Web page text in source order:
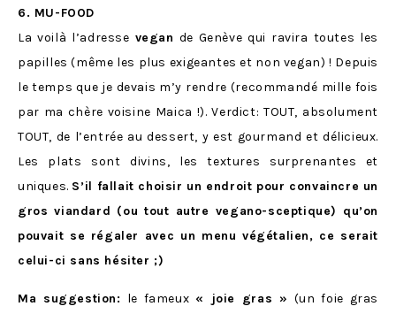
6. MU-FOOD
La voilà l’adresse vegan de Genève qui ravira toutes les
papilles (même les plus exigeantes et non vegan) ! Depuis
le temps que je devais m’y rendre (recommandé mille fois
par ma chère voisine Maica !). Verdict: TOUT, absolument
TOUT, de l’entrée au dessert, y est gourmand et délicieux.
Les plats sont divins, les textures surprenantes et
uniques. S’il fallait choisir un endroit pour convaincre un
gros viandard (ou tout autre vegano-sceptique) qu’on
pouvait se régaler avec un menu végétalien, ce serait
celui-ci sans hésiter ;)
Ma suggestion: le fameux« joie gras » (un foie gras